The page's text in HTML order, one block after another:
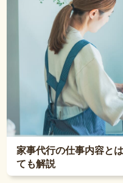
家事代行の仕事内容と
ても解説